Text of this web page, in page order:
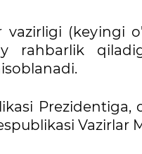
vazirligi (keyingi
rahbarlik
Vazirlar